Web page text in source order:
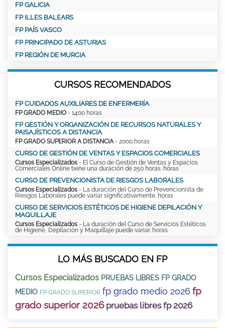
FP GALICIA
FP ILLES BALEARS
FP PAÍS VASCO
FP PRINCIPADO DE ASTURIAS
FP REGIÓN DE MURCIA
CURSOS RECOMENDADOS
FP CUIDADOS AUXILIARES DE ENFERMERÍA
FP GRADO MEDIO - 1400 horas
FP GESTIÓN Y ORGANIZACIÓN DE RECURSOS NATURALES Y
PAISAJÍSTICOS A DISTANCIA
FP GRADO SUPERIOR A DISTANCIA - 2000 horas
CURSO DE GESTIÓN DE VENTAS Y ESPACIOS COMERCIALES
Cursos Especializados - El Curso de Gestión de Ventas y Espacios
Comerciales Online tiene una duración de 250 horas. horas
CURSO DE PREVENCIONISTA DE RIESGOS LABORALES
Cursos Especializados - La duración del Curso de Prevencionista de
Riesgos Laborales puede variar significativamente. horas
CURSO DE SERVICIOS ESTÉTICOS DE HIGIENE DEPILACIÓN Y
MAQUILLAJE
Cursos Especializados - La duración del Curso de Servicios Estéticos
de Higiene, Depilación y Maquillaje puede variar. horas
LO MÁS BUSCADO EN FP
Cursos Especializados PRUEBAS LIBRES FP GRADO
MEDIO FP GRADO SUPERIOR fp grado medio 2026 fp
grado superior 2026 pruebas libres fp 2026